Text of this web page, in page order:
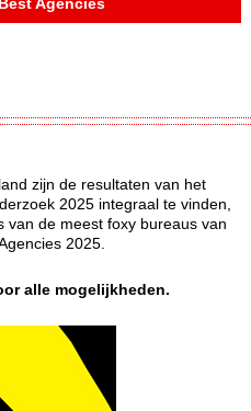
zijn de resultaten van het
2025 integraal te vinden,
van de meest foxy bureaus van
2025.
alle mogelijkheden.